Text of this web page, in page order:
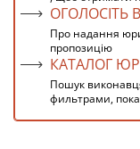
ОГОЛОСІТЬ
Про надання
пропозицію
КАТАЛОГ
Пошук
фильтрами,